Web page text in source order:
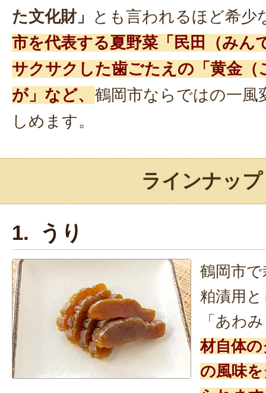
た文化財」
とも言われるほど希少
市を代表する夏野菜「民田（みん
サクサクした歯ごたえの「黄金（
が」など、 鶴岡市ならではの一風
しめます。
ラインナップ
1. うり
鶴岡市
粕漬用
「あわ
材自体
の風味